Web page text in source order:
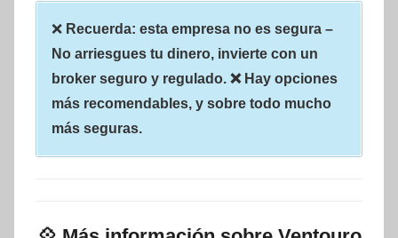
❌ Recuerda: esta empresa no es segura –
No arriesgues tu dinero, invierte con un
broker seguro y regulado. ❌ Hay opciones
más recomendables, y sobre todo mucho
más seguras.